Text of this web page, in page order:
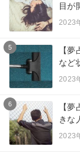
目が
2023
5
【
など
2023
6
【
きな
2023